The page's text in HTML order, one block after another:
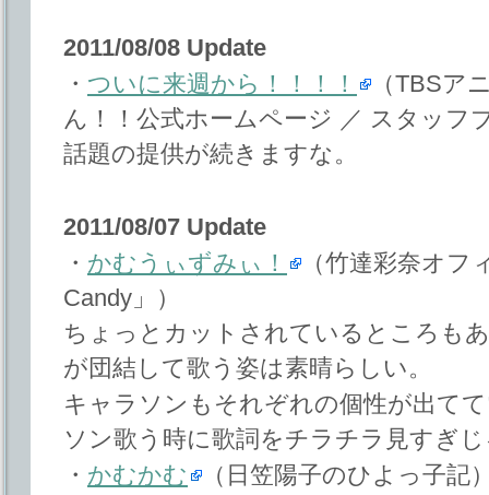
2011/08/08 Update
・ ついに来週から！！！！
（TBSア
ん！！公式ホームページ ／ スタッフ
話題の提供が続きますな。
2011/08/07 Update
・ かむうぃずみぃ！
（竹達彩奈オ
Candy」）
ちょっとカットされているところも
が団結して歌う姿は素晴らしい。
キャラソンもそれぞれの個性が出て
ソン歌う時に歌詞をチラチラ見すぎ
・ かむかむ
（日笠陽子のひよっ子記